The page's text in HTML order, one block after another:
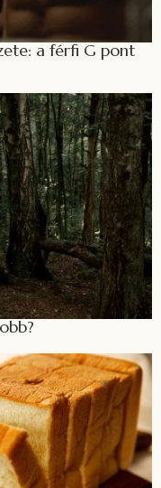
a férfi G pont